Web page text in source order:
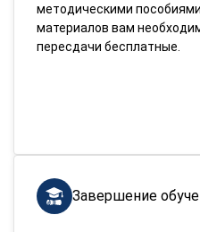
методическими
материалов вам
пересдачи бесплатные.
Завершение